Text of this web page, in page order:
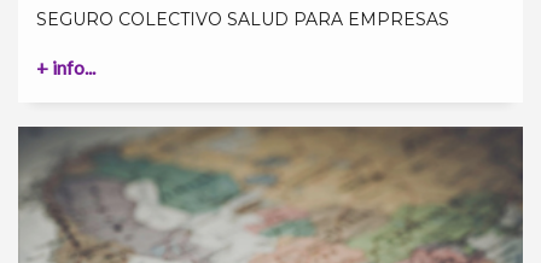
SEGURO COLECTIVO SALUD PARA EMPRESAS
+ info...